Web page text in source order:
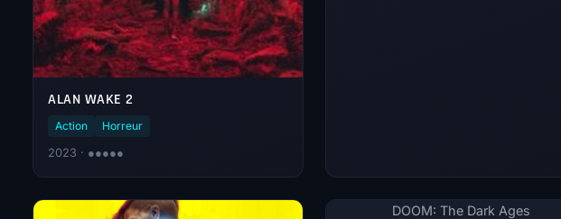
ALAN WAKE 2
Action
Horreur
2023 · ●●●●●
DOOM: The Dark Ages